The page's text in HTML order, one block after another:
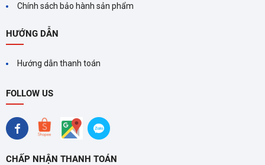
Chính sách bảo hành sản phẩm
HƯỚNG DẪN
Hướng dẫn thanh toán
FOLLOW US
CHẤP NHẬN THANH TOÁN